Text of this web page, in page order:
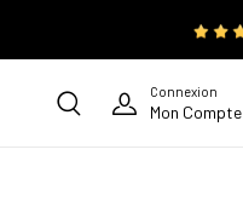
Connexion
Mon Compte